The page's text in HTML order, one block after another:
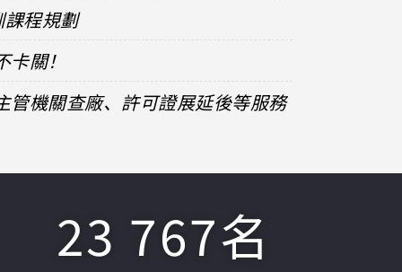
程規劃
關！
管機關查廠、許可證展延後等服務
23 767名